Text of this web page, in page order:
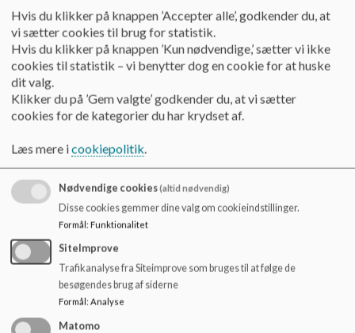
Den nye styrkede pædagogiske
læreplan
Her kan du læse den nye styrkede pædagogisk
læreplan for Børnehuset Nørre Aaby 2024.
Hvis du klikker på knappen ’Accepter alle’, godkender du, at
vi sætter cookies til brug for statistik.
Hvis du klikker på knappen ’Kun nødvendige,’ sætter vi ikke
cookies til statistik – vi benytter dog en cookie for at huske
dit valg.
Klikker du på ’Gem valgte’ godkender du, at vi sætter
cookies for de kategorier du har krydset af.
Læs mere icookiepolitik.
Nødvendige cookies(altid nødvendig)
Disse cookies gemmer dine valg om cookieindstillinger.
Formål: Funktionalitet
SiteImprove
Trafikanalyse fra Siteimprove som bruges til at følge de
besøgendes brug af siderne
Formål : Analyse
Matomo